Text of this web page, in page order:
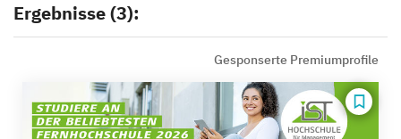
Ergebnisse (3):
Gesponserte Premiumprofile